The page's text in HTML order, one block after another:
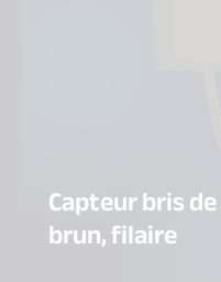
Capteur bris
brun, filaire